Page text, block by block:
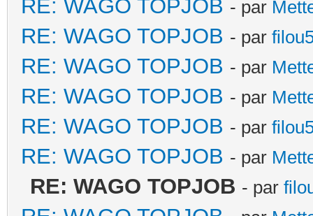
RE: WAGO TOPJOB - par
RE: WAGO TOPJOB - par
RE: WAGO TOPJOB - par
RE: WAGO TOPJOB - par
RE: WAGO TOPJOB - par
RE: WAGO TOPJOB - par
RE: WAGO TOPJOB - par